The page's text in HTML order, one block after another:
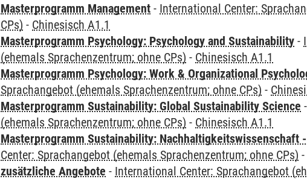
Masterprogramm Management - International Center:
CPs) - Chinesisch A1.1
Masterprogramm Psychology: Psychology and Sustainability -
(ehemals Sprachenzentrum; ohne CPs) - Chinesisch A1.1
Masterprogramm Psychology: Work & Organizational
Sprachangebot (ehemals Sprachenzentrum; ohne CPs) -
Masterprogramm Sustainability: Global Sustainability Science -
(ehemals Sprachenzentrum; ohne CPs) - Chinesisch A1.1
Masterprogramm Sustainability: Nachhaltigkeitswissenschaft
Center: Sprachangebot (ehemals Sprachenzentrum; ohne CPs) -
zusätzliche Angebote - International Center: Sprachangebot